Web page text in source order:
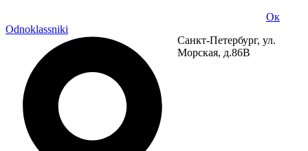
Ок
Odnoklassniki
Санкт-Петербург, ул.
Морская, д.86В